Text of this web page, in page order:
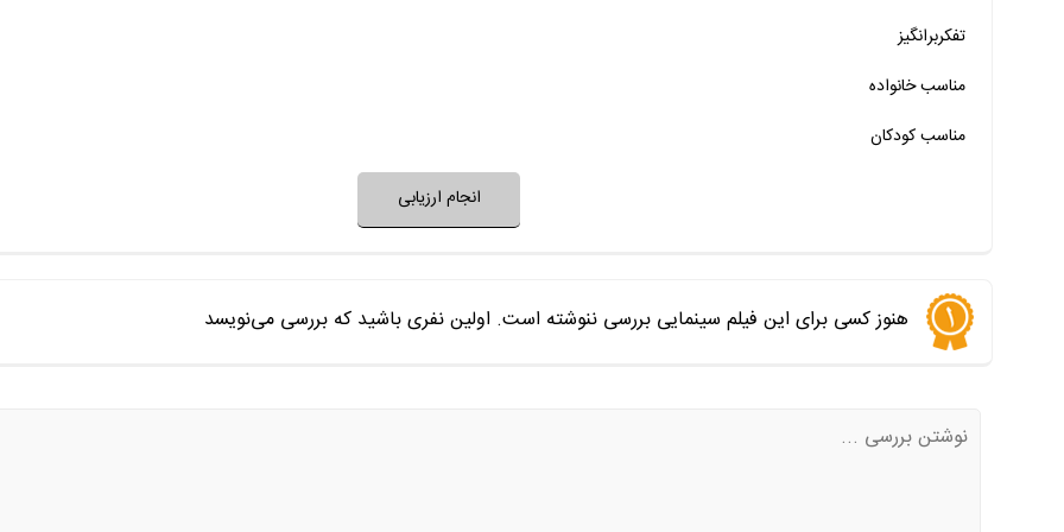
خیر
خیر
تفکربرانگیز
مناسب خانواده‌
مناسب کودکان
انجام ارزیابی
هنوز کسی برای این فیلم سینمایی بررسی ننوشته است. اولین نفری باشید که بررسی می‌نویسد